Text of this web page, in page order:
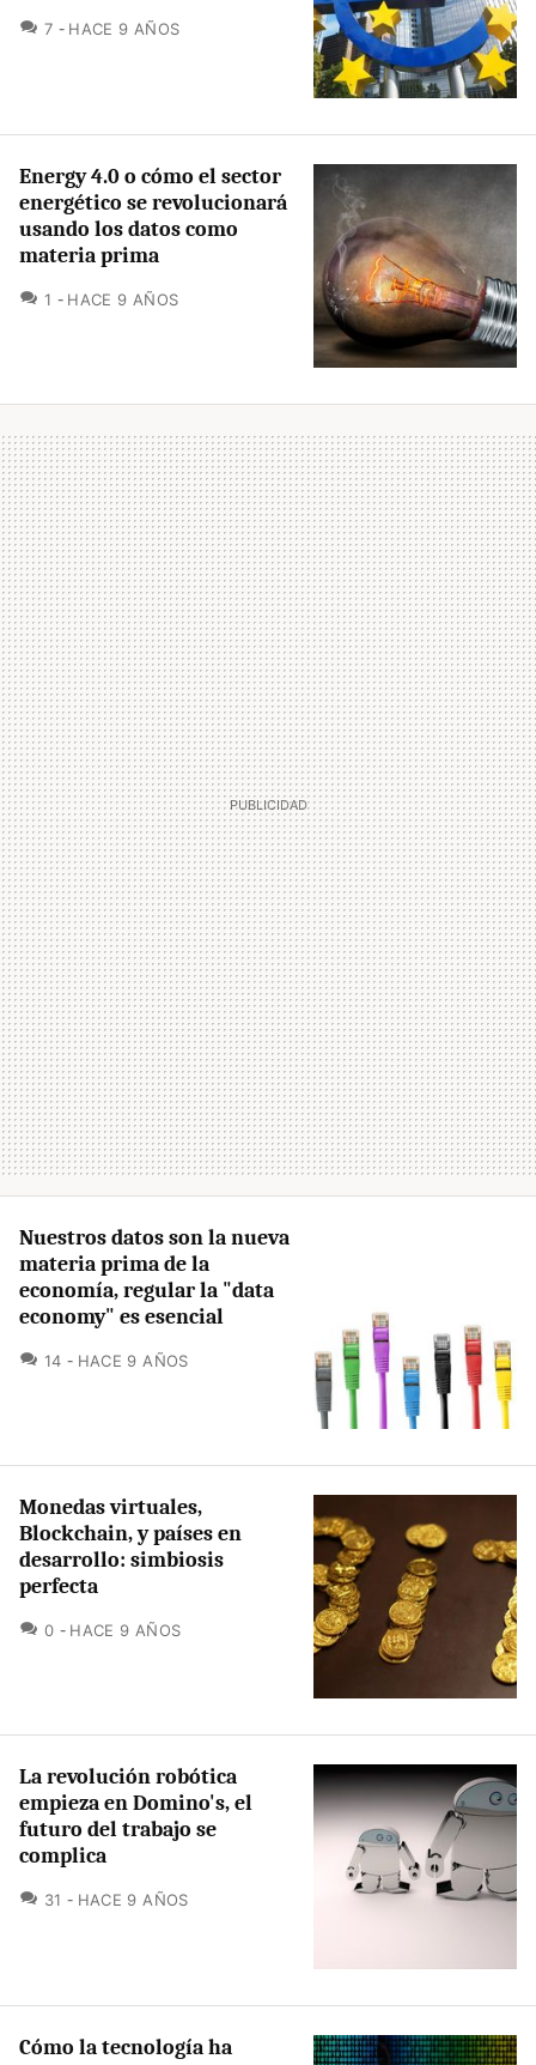
7 COMENTARIOS
HACE 9 AÑOS
Energy 4.0 o cómo el sector
energético se revolucionará
usando los datos como
materia prima
1 COMENTARIOS
HACE 9 AÑOS
Nuestros datos son la nueva
materia prima de la
economía, regular la "data
economy" es esencial
14 COMENTARIOS
HACE 9 AÑOS
Monedas virtuales,
Blockchain, y países en
desarrollo: simbiosis
perfecta
0 COMENTARIOS
HACE 9 AÑOS
La revolución robótica
empieza en Domino's, el
futuro del trabajo se
complica
31 COMENTARIOS
HACE 9 AÑOS
Cómo la tecnología ha